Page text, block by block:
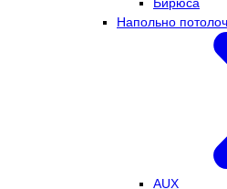
Бирюса
Напольно
AUX